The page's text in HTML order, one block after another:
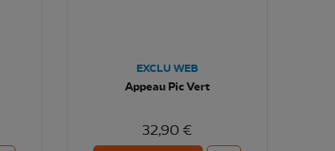
EXCLU WEB
Appeau Pic Vert
32,90 €